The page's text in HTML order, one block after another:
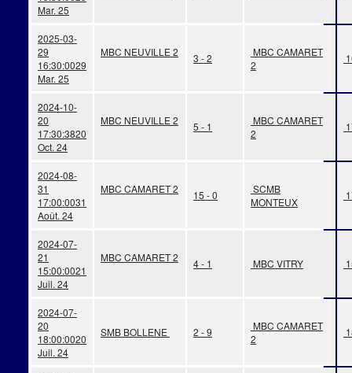
Mar. 25
2025-03-
29
16:30:0029
Mar. 25
MBC NEUVILLE 2 3 - 2
MBC CAMARET
2
2024-10-
20
17:30:3820
Oct. 24
MBC NEUVILLE 2 5 - 1
MBC CAMARET
2
2024-08-
31
17:00:0031
Août. 24
MBC CAMARET 2 15 - 0
SCMB
MONTEUX
2024-07-
21
15:00:0021
Juil. 24
MBC CAMARET 2 4 - 1 MBC VITRY
2024-07-
20
18:00:0020
Juil. 24
SMB BOLLENE 2 - 9
MBC CAMARET
2